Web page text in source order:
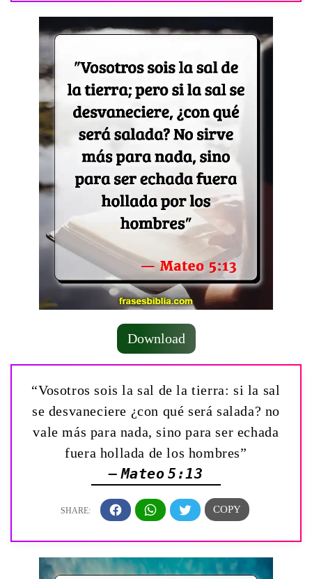
Download
“Vosotros sois la sal de la tierra: si la sal
se desvaneciere ¿con qué será salada? no
vale más para nada, sino para ser echada
fuera hollada de los hombres”
— Mateo 5:13